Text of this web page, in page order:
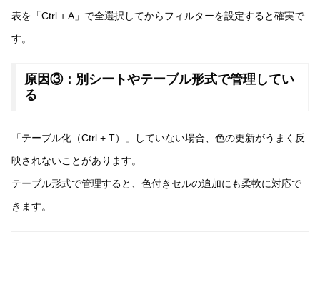
表を「Ctrl + A」で全選択してからフィルターを設定すると確実で
す。
原因③：別シートやテーブル形式で管理してい
る
「テーブル化（Ctrl + T）」していない場合、色の更新がうまく反
映されないことがあります。
テーブル形式で管理すると、色付きセルの追加にも柔軟に対応で
きます。